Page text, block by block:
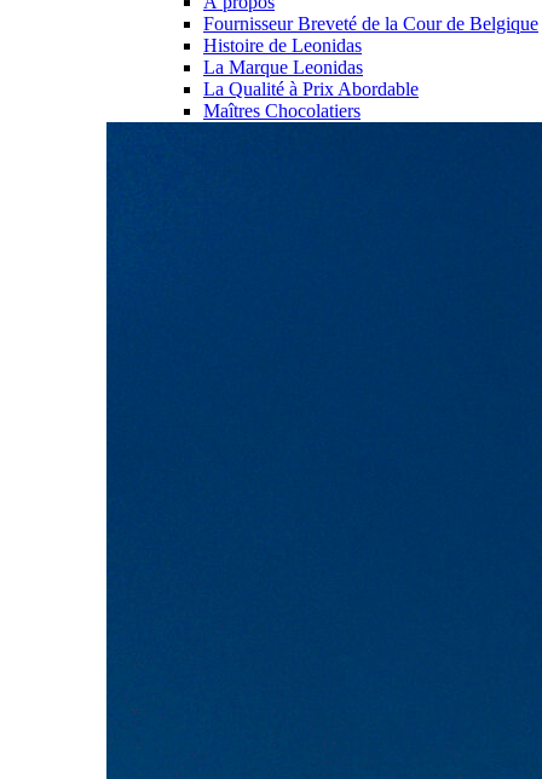
Fournisseur Breveté de la Cour de Belgique
Histoire de Leonidas
La Marque Leonidas
La Qualité à Prix Abordable
Maîtres Chocolatiers